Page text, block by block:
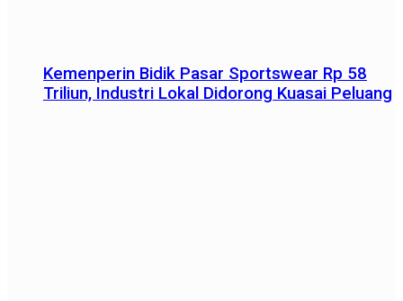
Kemenperin Bidik Pasar Sportswear Rp 58
Triliun, Industri Lokal Didorong Kuasai Peluang